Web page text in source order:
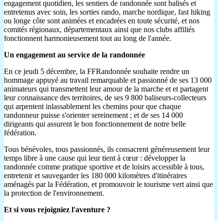
engagement quotidien, les sentiers de randonnée sont balisés et
entretenus avec soin, les sorties rando, marche nordique, fast hiking
ou longe côte sont animées et encadrées en toute sécurité, et nos
comités régionaux, départementaux ainsi que nos clubs affiliés
fonctionnent harmonieusement tout au long de l'année.
Un engagement au service de la randonnée
En ce jeudi 5 décembre, la FFRandonnée souhaite rendre un
hommage appuyé au travail remarquable et passionné de ses 13 000
animateurs qui transmettent leur amour de la marche et et partagent
leur connaissance des territoires, de ses 9 800 baliseurs-collecteurs
qui arpentent inlassablement les chemins pour que chaque
randonneur puisse s'orienter sereinement ; et de ses 14 000
dirigeants qui assurent le bon fonctionnement de notre belle
fédération.
Tous bénévoles, tous passionnés, ils consacrent généreusement leur
temps libre à une cause qui leur tient à cœur : développer la
randonnée comme pratique sportive et de loisirs accessible à tous,
entretenir et sauvegarder les 180 000 kilomètres d'itinéraires
aménagés par la Fédération, et promouvoir le tourisme vert ainsi que
la protection de l'environnement.
Et si vous rejoigniez l'aventure ?